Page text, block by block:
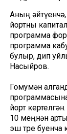
Аның
йортны
программа
программа
булыр, дип
Насыйров.
Гомумән
йорт
10 меңнән
эш төре буенча